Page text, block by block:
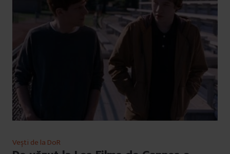
Vești de la DoR